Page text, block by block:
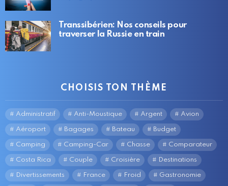
Transsibérien: Nos conseils pour
traverser la Russie en train
CHOISIS TON THÈME
Administratif Anti-Moustique Argent Avion
Aéroport Bagages Bateau Budget
Camping Camping-Car Chasse Comparateur
Costa Rica Couple Croisière Destinations
Divertissements France Froid Gastronomie